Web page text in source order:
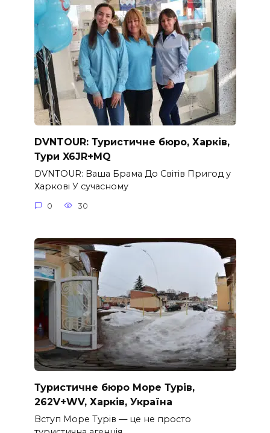
DVNTOUR: Туристичне бюро, Харків,
Тури X6JR+MQ
DVNTOUR: Ваша Брама До Світів Пригод у
Харкові У сучасному
0 30
Туристичне бюро Море Турів,
262V+WV, Харків, Україна
Вступ Море Турів — це не просто